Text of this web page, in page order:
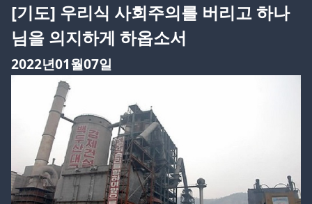
[기도] 우리식 사회주의를 버리고 하나
님을 의지하게 하옵소서
2022년01월07일